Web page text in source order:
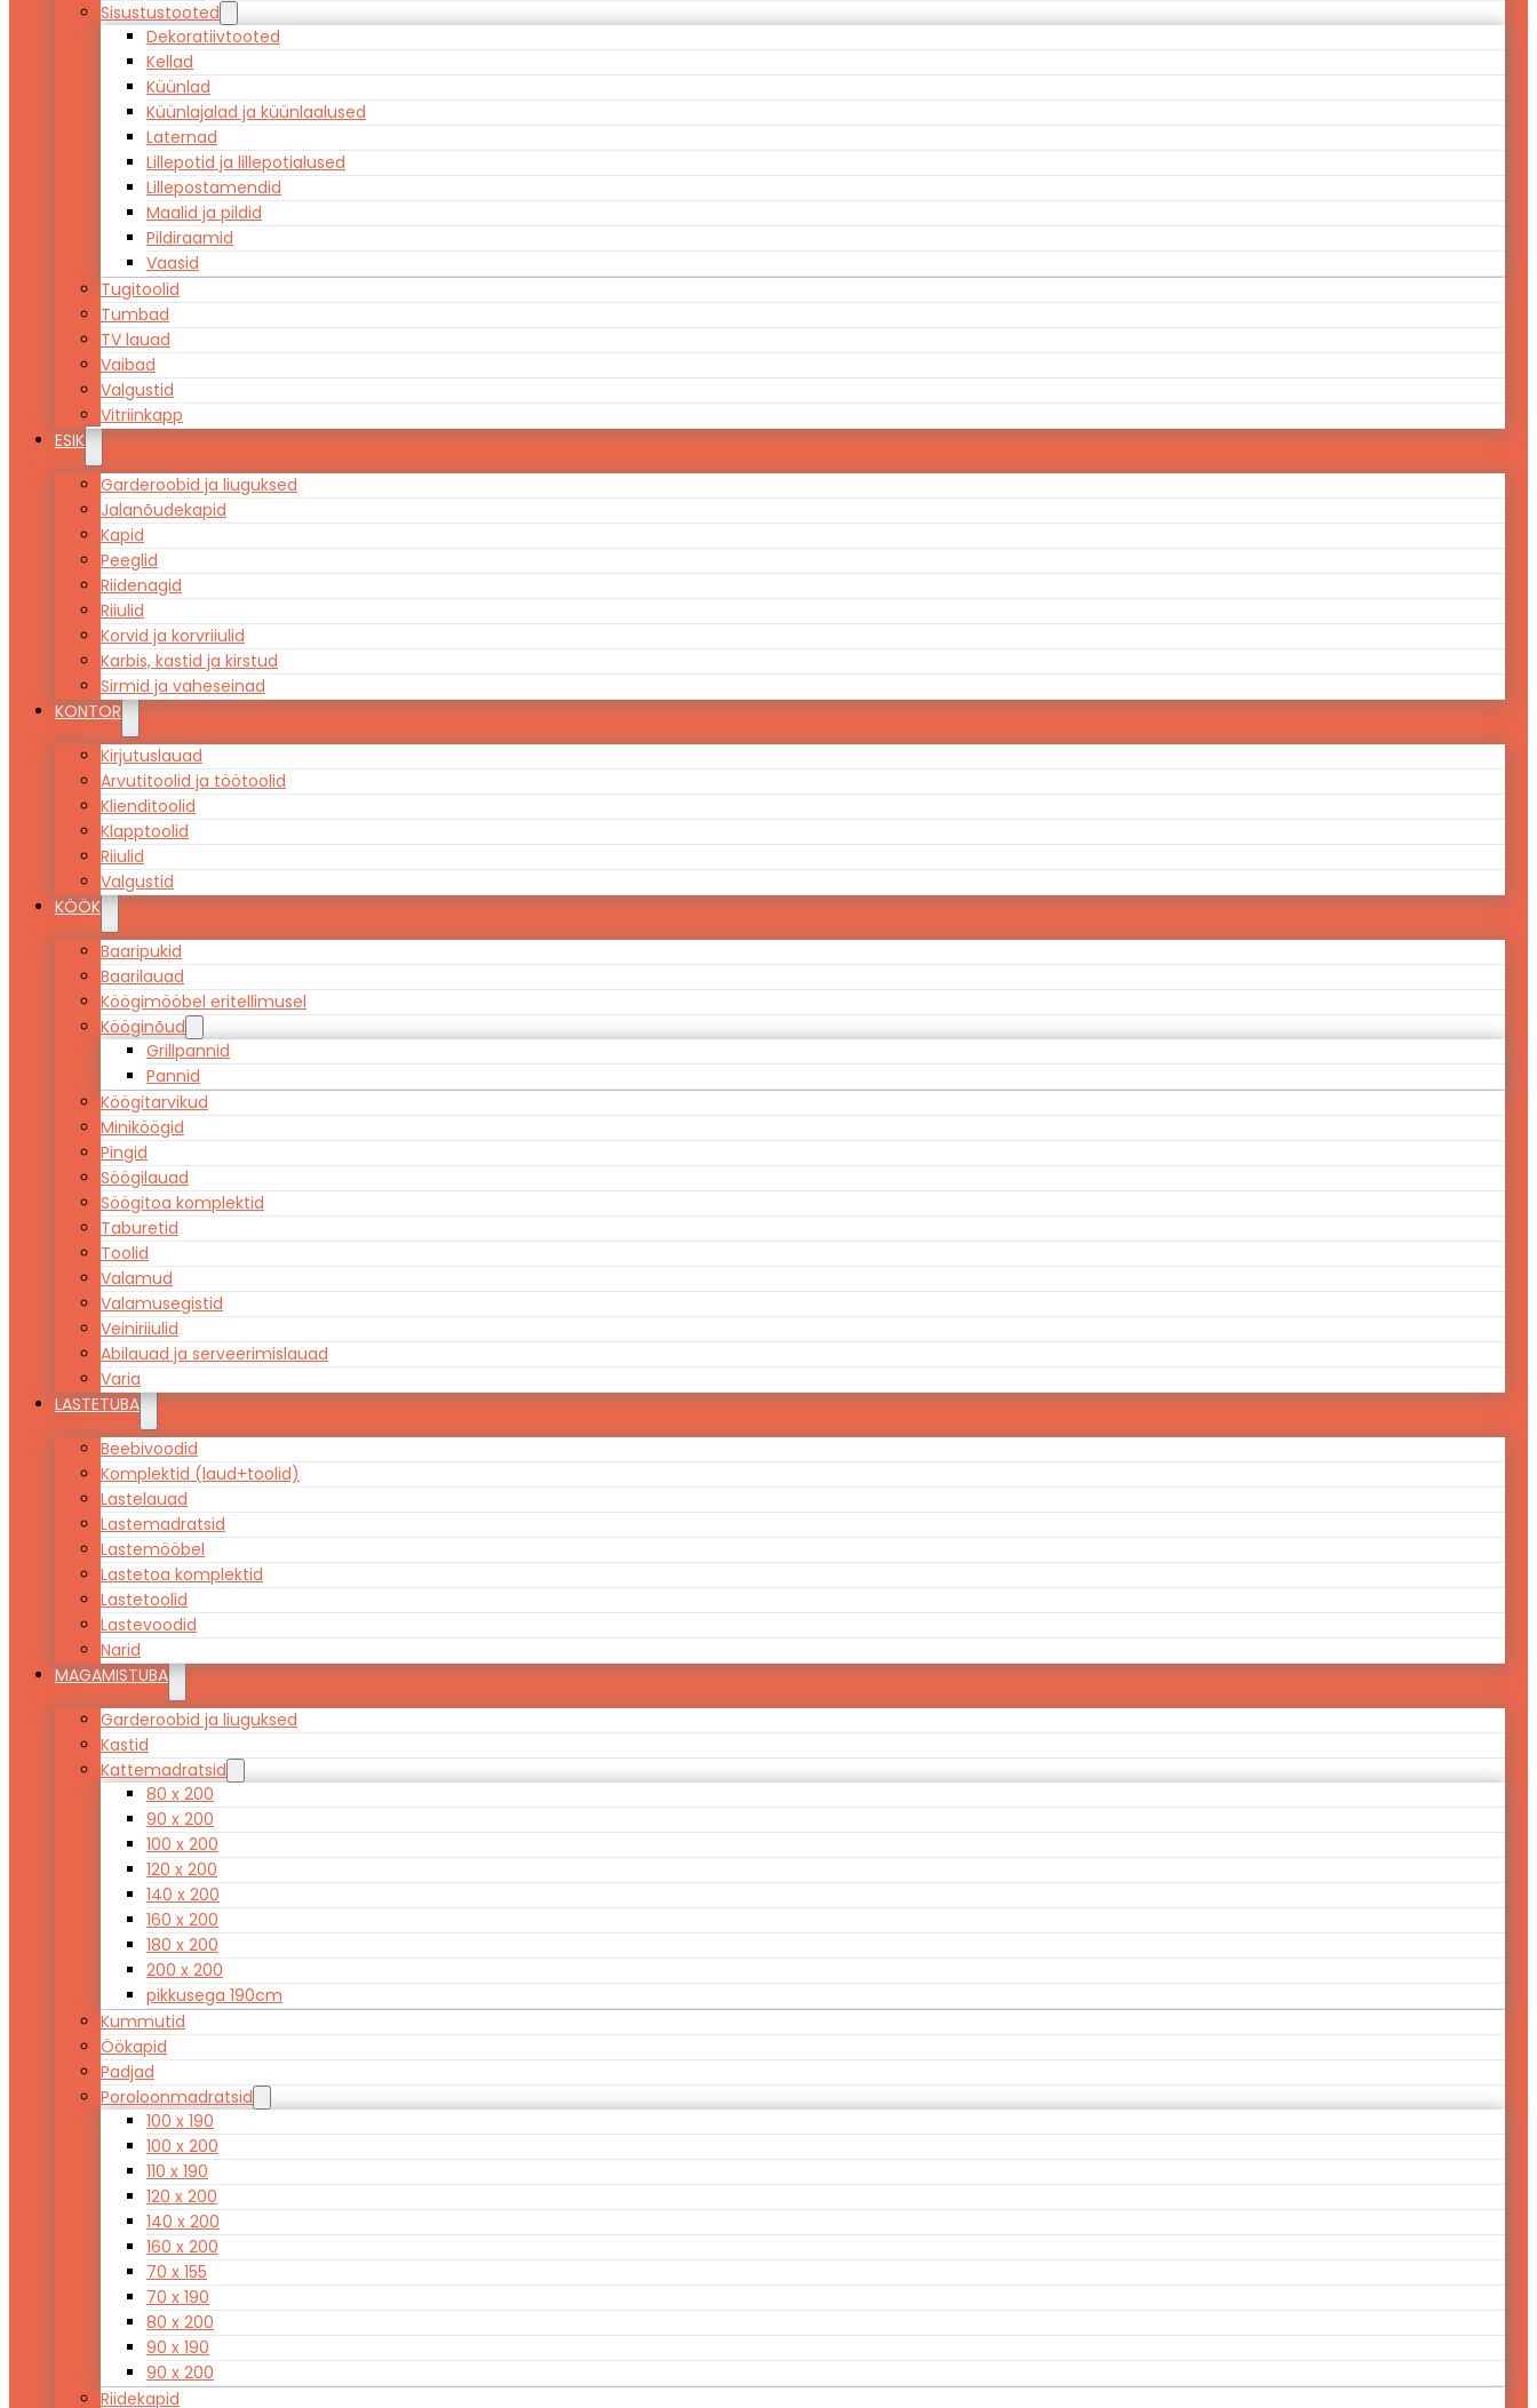
Sisustustooted
Dekoratiivtooted
Kellad
Küünlad
Küünlajalad ja küünlaalused
Laternad
Lillepotid ja lillepotialused
Lillepostamendid
Maalid ja pildid
Pildiraamid
Vaasid
Tugitoolid
Tumbad
TV lauad
Vaibad
Valgustid
Vitriinkapp
ESIK
Garderoobid ja liuguksed
Jalanõudekapid
Kapid
Peeglid
Riidenagid
Riiulid
Korvid ja korvriiulid
Karbis, kastid ja kirstud
Sirmid ja vaheseinad
KONTOR
Kirjutuslauad
Arvutitoolid ja töötoolid
Klienditoolid
Klapptoolid
Riiulid
Valgustid
KÖÖK
Baaripukid
Baarilauad
Köögimööbel eritellimusel
Kööginõud
Grillpannid
Pannid
Köögitarvikud
Miniköögid
Pingid
Söögilauad
Söögitoa komplektid
Taburetid
Toolid
Valamud
Valamusegistid
Veiniriiulid
Abilauad ja serveerimislauad
Varia
LASTETUBA
Beebivoodid
Komplektid (laud+toolid)
Lastelauad
Lastemadratsid
Lastemööbel
Lastetoa komplektid
Lastetoolid
Lastevoodid
Narid
MAGAMISTUBA
Garderoobid ja liuguksed
Kastid
Kattemadratsid
80 x 200
90 x 200
100 x 200
120 x 200
140 x 200
160 x 200
180 x 200
200 x 200
pikkusega 190cm
Kummutid
Öökapid
Padjad
Poroloonmadratsid
100 x 190
100 x 200
110 x 190
120 x 200
140 x 200
160 x 200
70 x 155
70 x 190
80 x 200
90 x 190
90 x 200
Riidekapid